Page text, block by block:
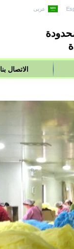
عربى
الاتصال بنا